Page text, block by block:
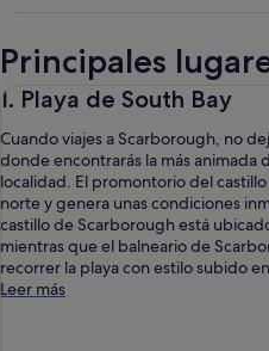
Principales
1. Playa de South Bay
Cuando viajes a Scarborough, no
donde encontrarás la más animada
localidad. El promontorio del
norte y genera unas condiciones
castillo de Scarborough está
mientras que el balneario de
recorrer la playa con estilo subido
Leer más